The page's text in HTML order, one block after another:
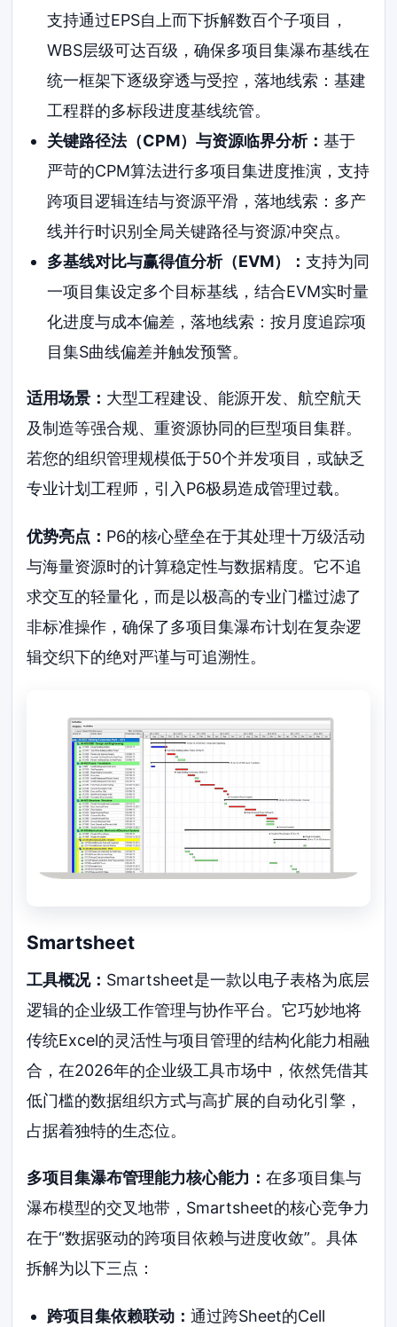
支持通过EPS自上而下拆解数百个子项目，
WBS层级可达百级，确保多项目集瀑布基线在
统一框架下逐级穿透与受控，落地线索：基建
工程群的多标段进度基线统管。
关键路径法（CPM）与资源临界分析： 基于
严苛的CPM算法进行多项目集进度推演，支持
跨项目逻辑连结与资源平滑，落地线索：多产
线并行时识别全局关键路径与资源冲突点。
多基线对比与赢得值分析（EVM）： 支持为同
一项目集设定多个目标基线，结合EVM实时量
化进度与成本偏差，落地线索：按月度追踪项
目集S曲线偏差并触发预警。
适用场景： 大型工程建设、能源开发、航空航天
及制造等强合规、重资源协同的巨型项目集群。
若您的组织管理规模低于50个并发项目，或缺乏
专业计划工程师，引入P6极易造成管理过载。
优势亮点： P6的核心壁垒在于其处理十万级活动
与海量资源时的计算稳定性与数据精度。它不追
求交互的轻量化，而是以极高的专业门槛过滤了
非标准操作，确保了多项目集瀑布计划在复杂逻
辑交织下的绝对严谨与可追溯性。
Smartsheet
工具概况： Smartsheet是一款以电子表格为底层
逻辑的企业级工作管理与协作平台。它巧妙地将
传统Excel的灵活性与项目管理的结构化能力相融
合，在2026年的企业级工具市场中，依然凭借其
低门槛的数据组织方式与高扩展的自动化引擎，
占据着独特的生态位。
多项目集瀑布管理能力核心能力：在多项目集与
瀑布模型的交叉地带，Smartsheet的核心竞争力
在于“数据驱动的跨项目依赖与进度收敛”。具体
拆解为以下三点：
跨项目集依赖联动： 通过跨Sheet的Cell